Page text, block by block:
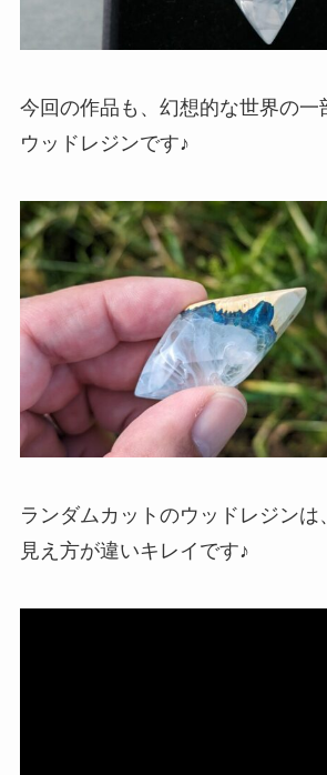
今回の作品も、幻想的な世界の一
ウッドレジンです♪
ランダムカットのウッドレジンは
見え方が違いキレイです♪